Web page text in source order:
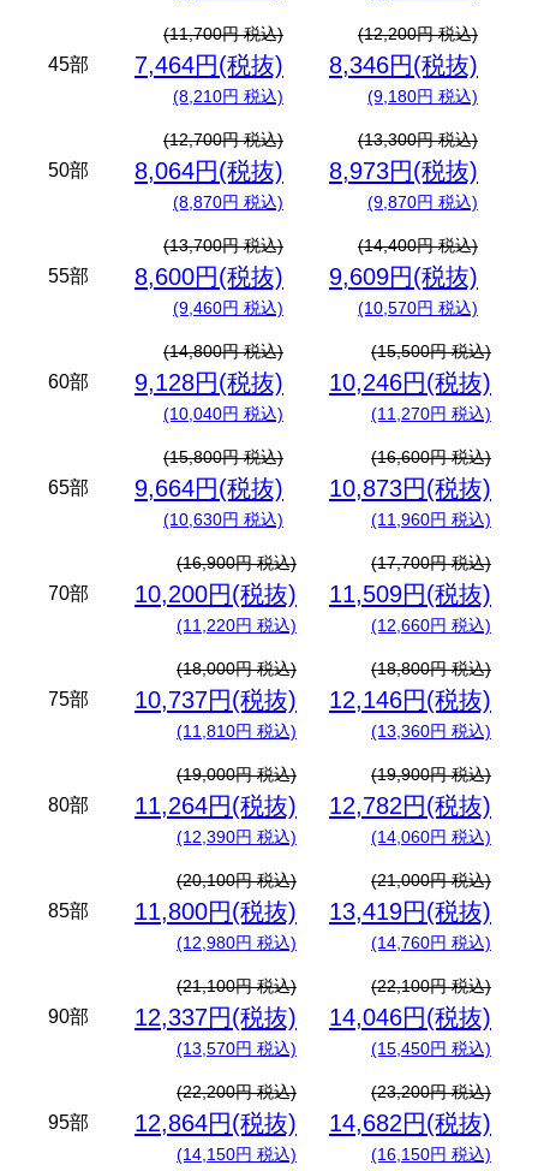
45部
(11,700円 税込)
7,464円(税抜)
(8,210円 税込)
(12,200円 税込)
8,346円(税抜)
(9,180円 税込)
50部
(12,700円 税込)
8,064円(税抜)
(8,870円 税込)
(13,300円 税込)
8,973円(税抜)
(9,870円 税込)
55部
(13,700円 税込)
8,600円(税抜)
(9,460円 税込)
(14,400円 税込)
9,609円(税抜)
(10,570円 税込)
60部
(14,800円 税込)
9,128円(税抜)
(10,040円 税込)
(15,500円 税込)
10,246円(税抜)
(11,270円 税込)
65部
(15,800円 税込)
9,664円(税抜)
(10,630円 税込)
(16,600円 税込)
10,873円(税抜)
(11,960円 税込)
70部
(16,900円 税込)
10,200円(税抜)
(11,220円 税込)
(17,700円 税込)
11,509円(税抜)
(12,660円 税込)
75部
(18,000円 税込)
10,737円(税抜)
(11,810円 税込)
(18,800円 税込)
12,146円(税抜)
(13,360円 税込)
80部
(19,000円 税込)
11,264円(税抜)
(12,390円 税込)
(19,900円 税込)
12,782円(税抜)
(14,060円 税込)
85部
(20,100円 税込)
11,800円(税抜)
(12,980円 税込)
(21,000円 税込)
13,419円(税抜)
(14,760円 税込)
90部
(21,100円 税込)
12,337円(税抜)
(13,570円 税込)
(22,100円 税込)
14,046円(税抜)
(15,450円 税込)
95部
(22,200円 税込)
12,864円(税抜)
(14,150円 税込)
(23,200円 税込)
14,682円(税抜)
(16,150円 税込)